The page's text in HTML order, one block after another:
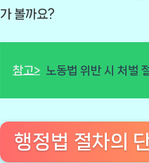
가 볼까요?
참고> 노동법 위반 시 처벌
행정법 절차의